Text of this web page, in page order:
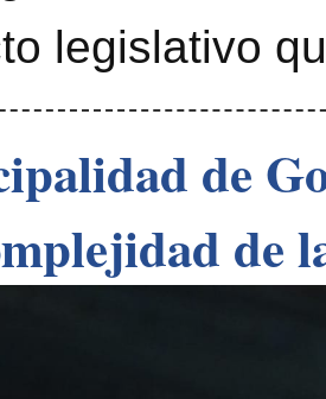
legislativo
de
de